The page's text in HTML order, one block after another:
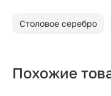
Столовое серебро
Похожие